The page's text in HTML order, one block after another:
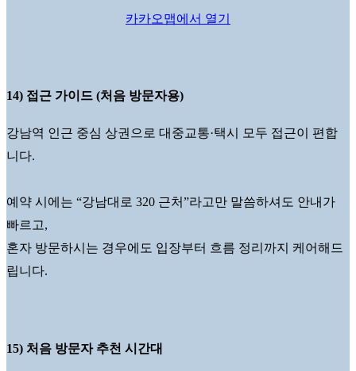
카카오맵에서 열기
14) 접근 가이드 (처음 방문자용)
강남역 인근 중심 상권으로 대중교통·택시 모두 접근이 편합
니다.
예약 시에는 “강남대로 320 근처”라고만 말씀하셔도 안내가
빠르고,
혼자 방문하시는 경우에도 입장부터 흐름 정리까지 케어해드
립니다.
15) 처음 방문자 추천 시간대